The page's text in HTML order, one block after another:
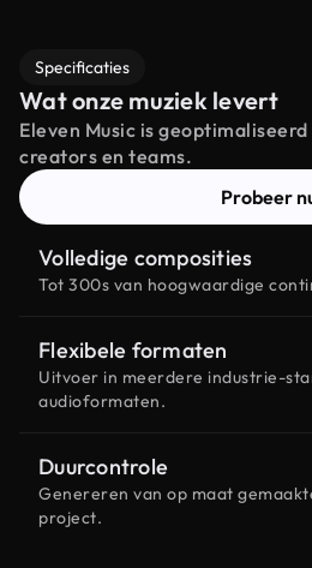
Specificaties
Wat onze muziek levert
Eleven Music is
creators en teams.
Probeer
Volledige composities
Tot 300s van hoogwaardige
Flexibele formaten
Uitvoer in meerdere industrie-
audioformaten.
Duurcontrole
Genereren van op maat
project.